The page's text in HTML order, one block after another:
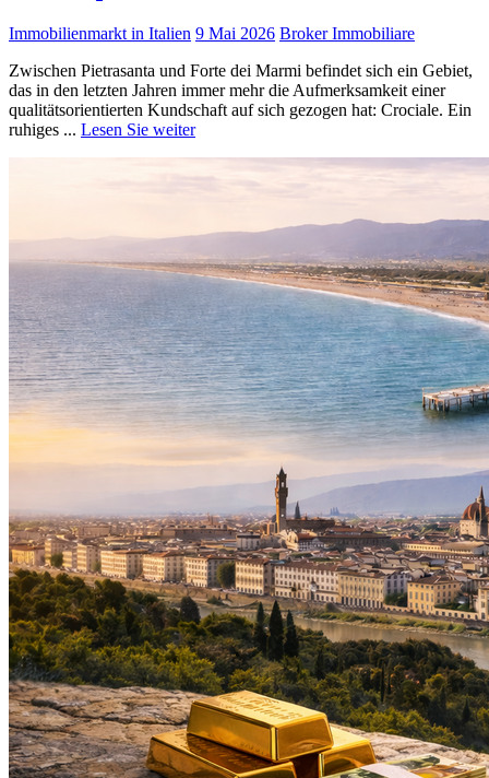
Immobilienmarkt in Italien 9 Mai 2026 Broker Immobiliare
Zwischen Pietrasanta und Forte dei Marmi befindet sich ein Gebiet,
das in den letzten Jahren immer mehr die Aufmerksamkeit einer
qualitätsorientierten Kundschaft auf sich gezogen hat: Crociale. Ein
ruhiges ... Lesen Sie weiter